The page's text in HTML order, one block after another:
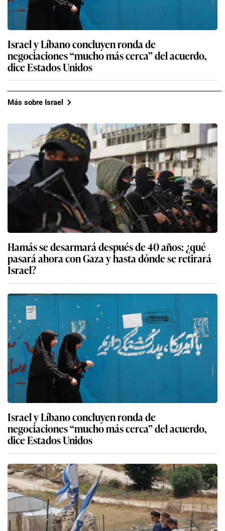
Israel y Líbano concluyen ronda de
negociaciones “mucho más cerca” del acuerdo,
dice Estados Unidos
Más sobre Israel
Hamás se desarmará después de 40 años: ¿qué
pasará ahora con Gaza y hasta dónde se retirará
Israel?
Israel y Líbano concluyen ronda de
negociaciones “mucho más cerca” del acuerdo,
dice Estados Unidos